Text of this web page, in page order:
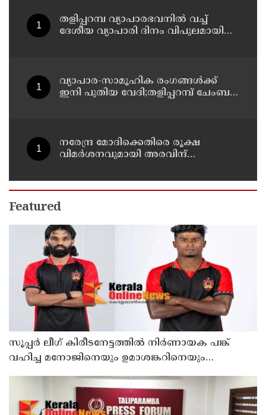
തളിപ്പറമ്പ വ്യാപാരഭവനിൽ വച്ച്
ദേശീയ വ്യാപാരി ദിനം വിപുലമായി
വ്യാപാര-സാമൂഹിക രംഗങ്ങൾക്ക്
ഇനി പുതിയ വേദി;തളിപ്പറമ്പ് ചേംബർ
നരേന്ദ്ര മോദിക്കെതിരെ രൂക്ഷ
വിമർശനവുമായി അരവിന്ദ്
Featured
സൂപ്പര്‍ ലീഗ് കിരീടനേട്ടത്തില്‍ നിര്‍ണായക പങ്ക്
വഹിച്ച മനോജിനെയും ഉമാശങ്കറിനെയും
ടീമിലെത്തിച്ച് കണ്ണൂര്‍ വാരിയേഴ്‌സ് എഫ്‌സി